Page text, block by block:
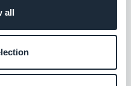
all
a son propre point
dans son back-
d'accès à un